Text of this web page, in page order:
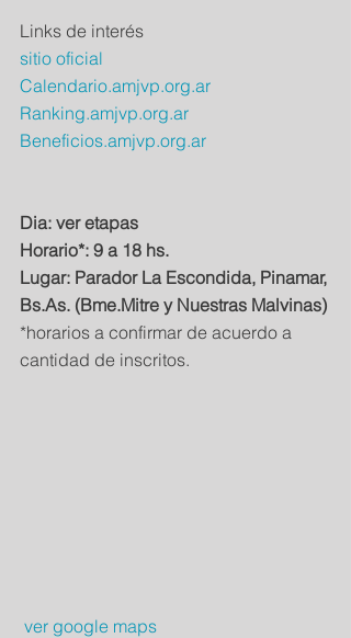
Links de interés
sitio oficial
Calendario.amjvp.org.ar
Ranking.amjvp.org.ar
Beneficios.amjvp.org.ar
Dia: ver etapas
Horario*: 9 a 18 hs.
Lugar: Parador La Escondida, Pinamar,
Bs.As. (Bme.Mitre y Nuestras Malvinas)
*horarios a confirmar de acuerdo a
cantidad de inscritos.
ver google maps